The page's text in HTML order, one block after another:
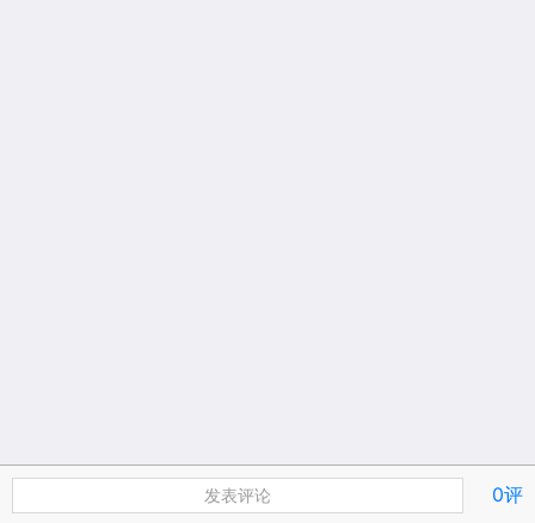
发表评论 0评